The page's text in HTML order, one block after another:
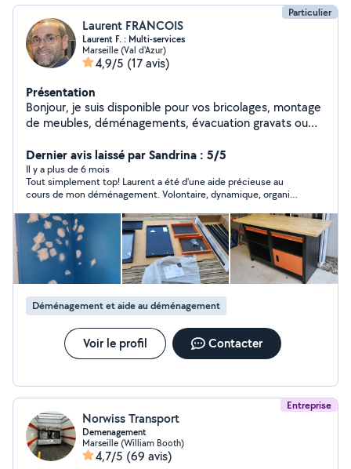
Particulier
Laurent FRANCOIS
Laurent F. : Multi-services
Marseille (Val d'Azur)
4,9/5 (17 avis)
Présentation
Bonjour, je suis disponible pour vos bricolages, montage
de meubles, déménagements, évacuation gravats ou
plomberie ou vous aider dans vos travaux si vous avez
besoin d'une deuxième paire de bras! . Véhiculé, fiable,
sérieux.
Dernier avis laissé par Sandrina : 5/5
Il y a plus de 6 mois
Tout simplement top! Laurent a été d'une aide précieuse au
cours de mon déménagement. Volontaire, dynamique, organis.
Déménagement et aide au déménagement
Voir le profil Contacter
Entreprise
Norwiss Transport
Demenagement
Marseille (William Booth)
4,7/5 (69 avis)